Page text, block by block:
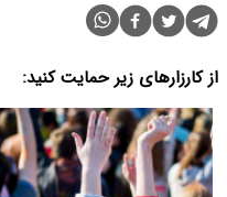
از کارزارهای زیر حمایت کنید: